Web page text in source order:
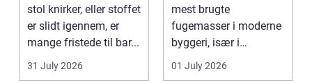
stol knirker, eller stoffet
er slidt igennem, er
mange fristede til bar...
31 July 2026
mest brugte
fugemasser i moderne
byggeri, især i
badeværelser,
køkkener og andr...
01 July 2026